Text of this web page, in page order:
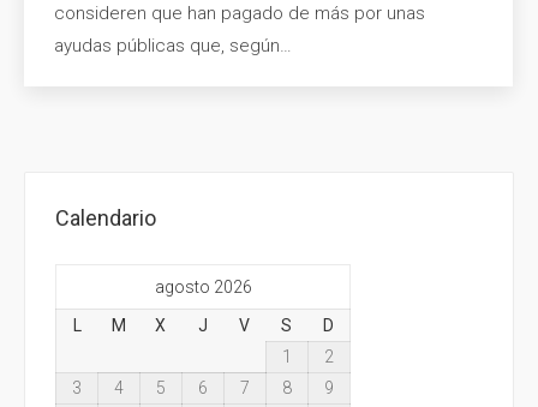
consideren que han pagado de más por unas
ayudas públicas que, según…
Calendario
agosto 2026
L
M X J V S
D
1
2
3
4 5 6 7 8
9